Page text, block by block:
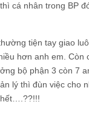
cá nhân trong BP
tiện tay giao
hơn anh em. Còn
bộ phận 3 còn 7
lý thì đùn việc cho
hết….??!!!